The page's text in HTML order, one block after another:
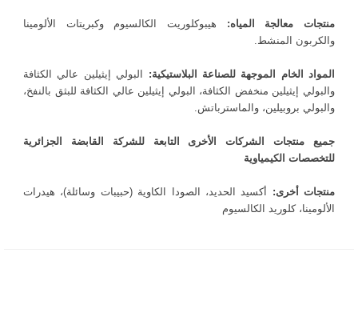
منتجات معالجة المياه: هيبوكلوريت الكالسيوم وكبريتات الألومينا
والكربون المنشط.
المواد الخام الموجهة للصناعة البلاستيكية: البولي إيثيلين عالي الكثافة
والبولي إيثيلين منخفض الكثافة، البولي إيثيلين عالي الكثافة للبثق بالنفخ،
والبولي بروبيلين، والماسترباتش.
جميع منتجات الشركات الأخرى التابعة للشركة القابضة الجزائرية
للتخصصات الكيمياوية
منتجات أخرى: أكسيد الحديد، الصودا الكاوية (حبيبات وسائلة)، هيدرات
الألومينا، كلوريد الكالسيوم